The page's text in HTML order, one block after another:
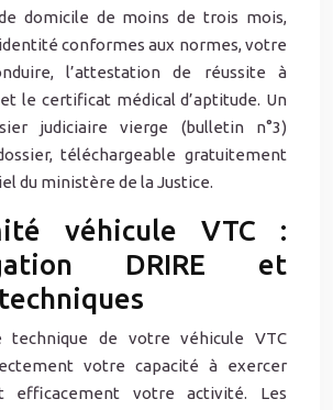
domicile de moins de trois mois,
conformes aux normes, votre
l’attestation de réussite à
le certificat médical d’aptitude. Un
judiciaire vierge (bulletin n°3)
téléchargeable gratuitement
du ministère de la Justice.
véhicule VTC :
DRIRE et
technique de votre véhicule VTC
votre capacité à exercer
efficacement votre activité. Les